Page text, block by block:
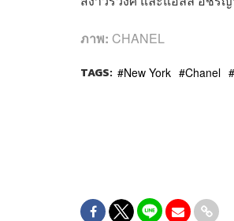
ภาพ: CHANEL
TAGS: New York Chanel